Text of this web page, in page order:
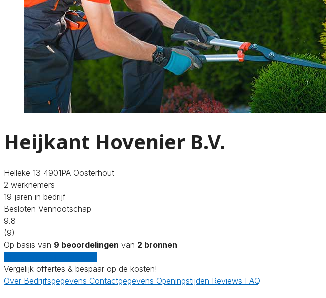
Heijkant Hovenier B.V.
Helleke 13 4901PA Oosterhout
2 werknemers
19 jaren in bedrijf
Besloten Vennootschap
9.8
(9)
Op basis van 9 beoordelingen van 2 bronnen
Vergelijk offertes & bespaar op de kosten!
Over Bedrijfsgegevens Contactgegevens Openingstijden Reviews FAQ